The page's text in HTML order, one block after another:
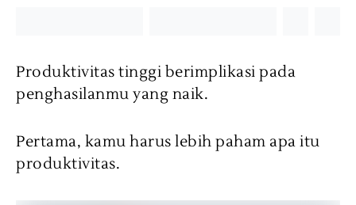
Produktivitas tinggi berimplikasi pada
penghasilanmu yang naik.
Pertama, kamu harus lebih paham apa itu
produktivitas.